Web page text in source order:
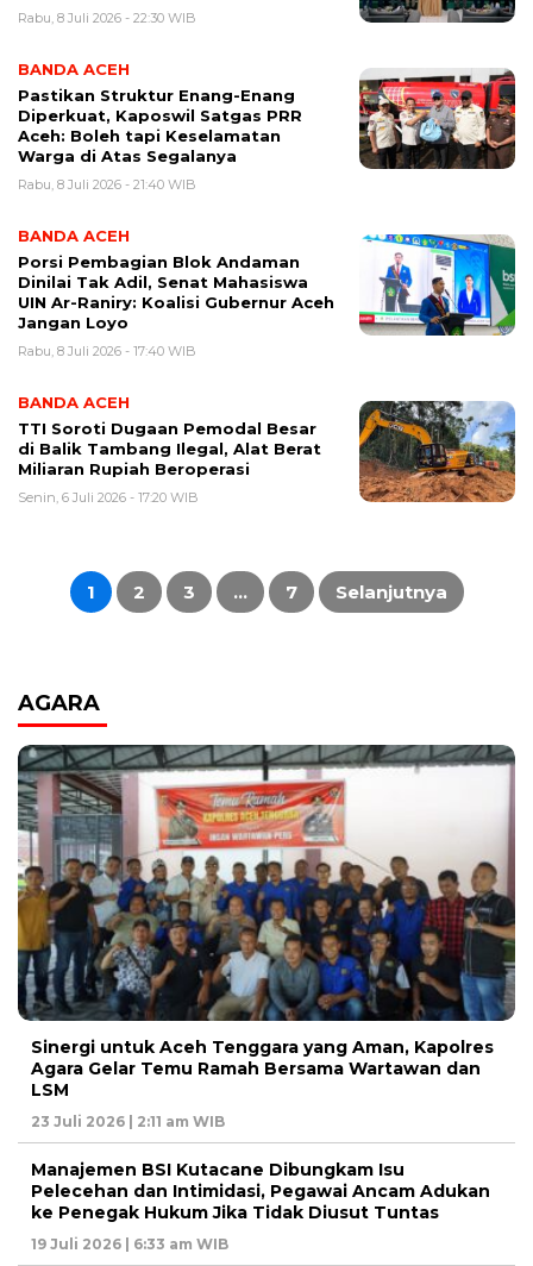
Rabu, 8 Juli 2026 - 22:30 WIB
BANDA ACEH
Pastikan Struktur Enang-Enang
Diperkuat, Kaposwil Satgas PRR
Aceh: Boleh tapi Keselamatan
Warga di Atas Segalanya
Rabu, 8 Juli 2026 - 21:40 WIB
BANDA ACEH
Porsi Pembagian Blok Andaman
Dinilai Tak Adil, Senat Mahasiswa
UIN Ar-Raniry: Koalisi Gubernur Aceh
Jangan Loyo
Rabu, 8 Juli 2026 - 17:40 WIB
BANDA ACEH
TTI Soroti Dugaan Pemodal Besar
di Balik Tambang Ilegal, Alat Berat
Miliaran Rupiah Beroperasi
Senin, 6 Juli 2026 - 17:20 WIB
Paginasi
pos1 2 3 … 7 Selanjutnya
AGARA
Sinergi untuk Aceh Tenggara yang Aman, Kapolres
Agara Gelar Temu Ramah Bersama Wartawan dan
LSM
23 Juli 2026 | 2:11 am WIB
Manajemen BSI Kutacane Dibungkam Isu
Pelecehan dan Intimidasi, Pegawai Ancam Adukan
ke Penegak Hukum Jika Tidak Diusut Tuntas
19 Juli 2026 | 6:33 am WIB